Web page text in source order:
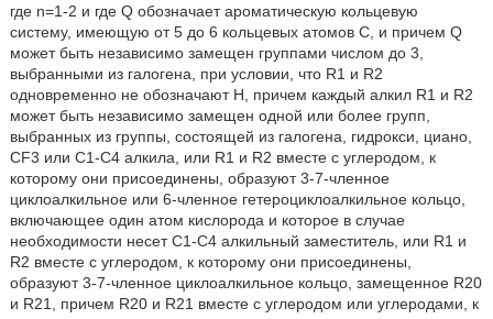
где n=1-2 и где Q обозначает ароматическую кольцевую
систему, имеющую от 5 до 6 кольцевых атомов C, и причем Q
может быть независимо замещен группами числом до 3,
выбранными из галогена, при условии, что R1 и R2
одновременно не обозначают H, причем каждый алкил R1 и R2
может быть независимо замещен одной или более групп,
выбранных из группы, состоящей из галогена, гидрокси, циано,
CF3 или C1-C4 алкила, или R1 и R2 вместе с углеродом, к
которому они присоединены, образуют 3-7-членное
циклоалкильное или 6-членное гетероциклоалкильное кольцо,
включающее один атом кислорода и которое в случае
необходимости несет C1-C4 алкильный заместитель, или R1 и
R2 вместе с углеродом, к которому они присоединены,
образуют 3-7-членное циклоалкильное кольцо, замещенное R20
и R21, причем R20 и R21 вместе с углеродом или углеродами, к